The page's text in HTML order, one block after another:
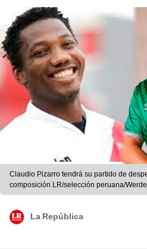
Claudio Pizarro tendrá su partido de
composición LR/selección peruana/
La República